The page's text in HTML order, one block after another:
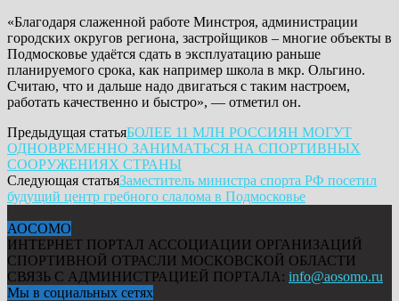
«Благодаря слаженной работе Минстроя, администрации
городских округов региона, застройщиков – многие объекты в
Подмосковье удаётся сдать в эксплуатацию раньше
планируемого срока, как например школа в мкр. Ольгино.
Считаю, что и дальше надо двигаться с таким настроем,
работать качественно и быстро», — отметил он.
Предыдущая статьяБОЛЕЕ 11 МЛН РОССИЯН МОГУТ
ОДНОВРЕМЕННО ЗАНИМАТЬСЯ НА СПОРТИВНЫХ
СООРУЖЕНИЯХ СТРАНЫ
Следующая статьяЗаместитель министра спорта РФ посетил
будущий центр гребного слалома в Подмосковье
АОСОМО
ИНТЕРНЕТ ПОРТАЛ АССОЦИАЦИИ ОРГАНИЗАЦИЙ
СПОРТИВНОЙ ОТРАСЛИ МОСКОВСКОЙ ОБЛАСТИ
СВЯЗЬ С АДМИНИСТРАЦИЕЙ ПОРТАЛА: info@aosomo.ru
Мы в социальных сетях